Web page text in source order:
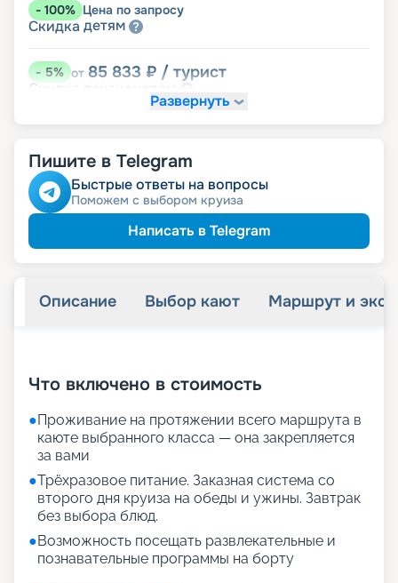
- 100% Цена по запросу
Скидка детям
-5% от 85 833 ₽ / турист
Скидка
Развернуть
Пишите в Telegram
Быстрые ответы на вопросы
Поможем с выбором круиза
Написать в Telegram
Описание Выбор кают Маршрут и
Что включено в стоимость
●Проживание на протяжении всего маршрута в
каюте выбранного класса — она закрепляется
за вами
●Трёхразовое питание. Заказная система со
второго дня круиза на обеды и ужины. Завтрак
без выбора блюд.
●Возможность посещать развлекательные и
познавательные программы на борту